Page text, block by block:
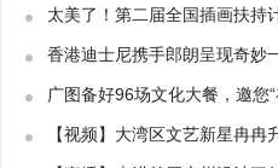
太美了！第二届全国插画扶持
香港迪士尼携手郎朗呈现奇妙
广图备好96场文化大餐，邀您
【视频】大湾区文艺新星冉